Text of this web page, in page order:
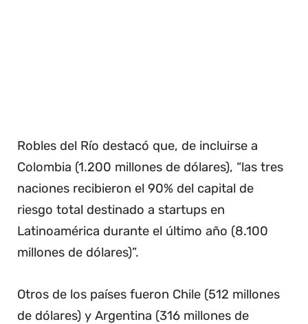
Robles del Río destacó que, de incluirse a
Colombia (1.200 millones de dólares), “las tres
naciones recibieron el 90% del capital de
riesgo total destinado a startups en
Latinoamérica durante el último año (8.100
millones de dólares)”.
Otros de los países fueron Chile (512 millones
de dólares) y Argentina (316 millones de